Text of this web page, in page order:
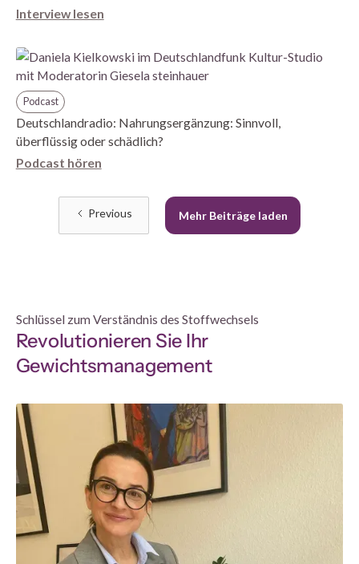
Interview lesen
Podcast
Deutschlandradio: Nahrungsergänzung: Sinnvoll,
überflüssig oder schädlich?
Podcast hören
Previous Mehr Beiträge laden
Schlüssel zum Verständnis des Stoffwechsels
Revolution­ieren Sie Ihr
Gewichts­management